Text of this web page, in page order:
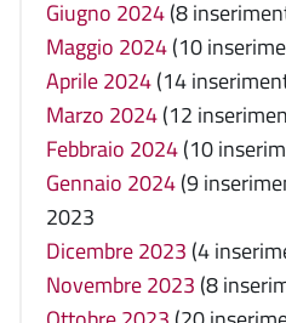
Giugno 2024(8
Maggio 2024(10
Aprile 2024(14
Marzo 2024(12
Febbraio 2024(10
Gennaio 2024(9
2023
Dicembre 2023 (4
Novembre 2023 (8